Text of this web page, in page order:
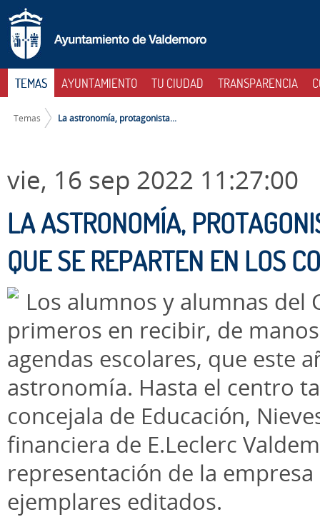
Saltar al contenido
LA ASTRONOMÍA, PROTAGONISTA EN LAS AGENDAS ESCOLARES QUE SE
NAVEGACIÓN
TEMAS AYUNTAMIENTO TU CIUDAD TRANSPARENCIA
CAMINO DE MIGAS
Temas La astronomía, protagonista...
vie, 16 sep 2022 11:27:00
LA ASTRONOMÍA,
QUE SE REPARTEN EN LOS
Los alumnos y alumnas del
primeros en recibir, de
agendas escolares, que este
astronomía. Hasta el centro
concejala de Educación,
financiera de E.Leclerc
representación de la
ejemplares editados.